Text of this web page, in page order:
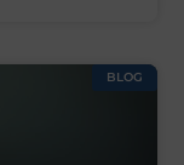
BLOG